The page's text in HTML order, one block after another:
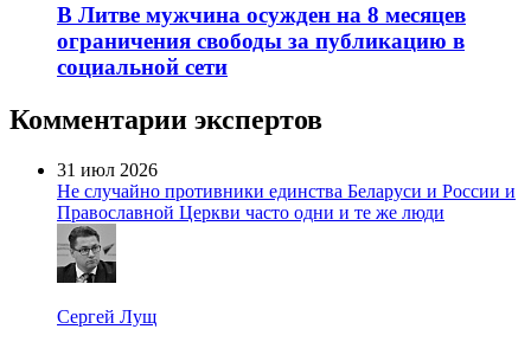
В Литве мужчина осужден на 8 месяцев
ограничения свободы за публикацию в
социальной сети
Комментарии экспертов
31 июл 2026
Не случайно противники единства Беларуси и России и
Православной Церкви часто одни и те же люди
Сергей Лущ